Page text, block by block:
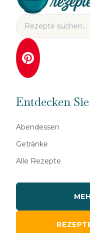
Entdecken
Abendessen
Getränke
Alle Rezepte